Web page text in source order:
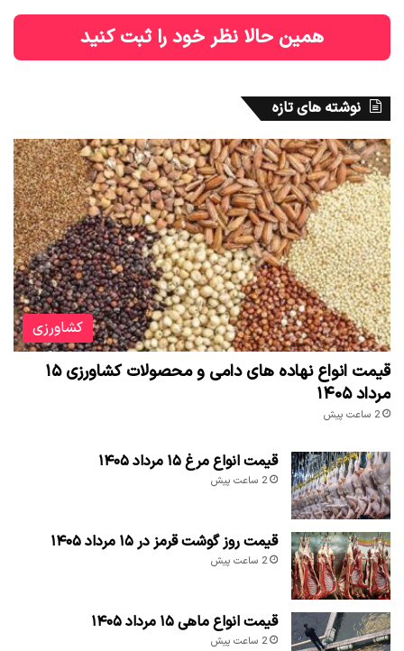
همین حالا نظر خود را ثبت کنید
نوشته های تازه
کشاورزی
قیمت انواع نهاده های دامی و محصولات کشاورزی ۱۵
مرداد ۱۴۰۵
2 ساعت پیش
قیمت انواع مرغ ۱۵ مرداد ۱۴۰۵
2 ساعت پیش
قیمت روز گوشت قرمز در ۱۵ مرداد ۱۴۰۵
2 ساعت پیش
قیمت انواع ماهی ۱۵ مرداد ۱۴۰۵
2 ساعت پیش